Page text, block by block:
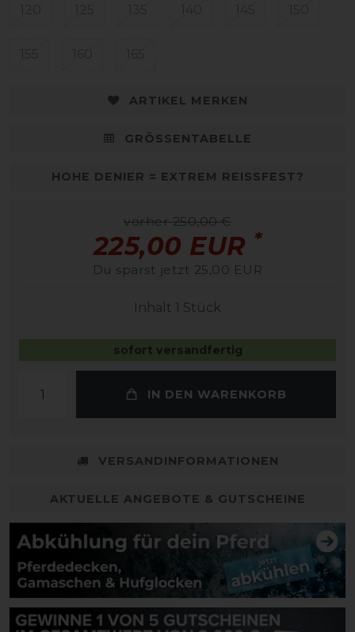
ARTIKEL MERKEN
GRÖSSENTABELLE
HOHE DENIER = EXTREM REISSFEST?
vorher 250,00 €
225,00 EUR *
Du sparst jetzt 25,00 EUR
Inhalt 1 Stück
sofort versandfertig
IN DEN WARENKORB
VERSANDINFORMATIONEN
AKTUELLE ANGEBOTE & GUTSCHEINE